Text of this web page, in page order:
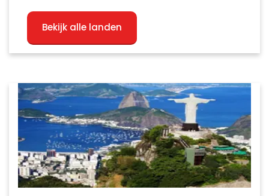
Bekijk alle landen